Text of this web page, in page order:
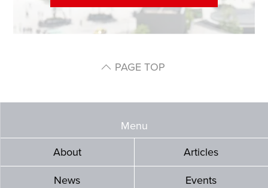
PAGE TOP
Menu
About
Articles
News Events